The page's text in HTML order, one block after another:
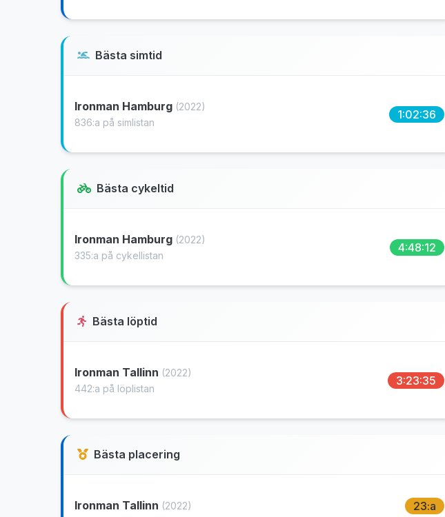
Bästa simtid
Ironman Hamburg (2022)
836:a på simlistan
1:02:36
Bästa cykeltid
Ironman Hamburg (2022)
335:a på cykellistan
4:48:12
Bästa löptid
Ironman Tallinn (2022)
442:a på löplistan
3:23:35
Bästa placering
Ironman Tallinn (2022) 23:a